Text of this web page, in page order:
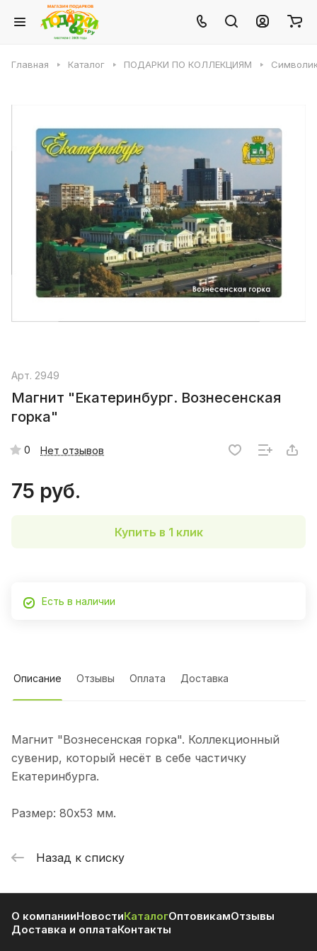
Главная Каталог ПОДАРКИ ПО КОЛЛЕКЦИЯМ
Арт. 2949
Магнит "Екатеринбург. Вознесенская
горка"
0 Нет отзывов
75 руб.
Купить в 1 клик
Есть в наличии
Описание Отзывы Оплата Доставка
Магнит "Вознесенская горка". Коллекционный
сувенир, который несёт в себе частичку
Екатеринбурга.
Размер: 80х53 мм.
Назад к списку
О компанииНовостиКаталогОптовикамОтзывы
Доставка и оплатаКонтакты